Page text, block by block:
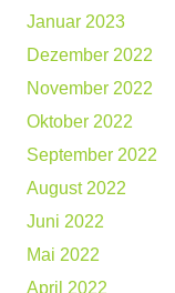
Januar 2023
Dezember 2022
November 2022
Oktober 2022
September 2022
August 2022
Juni 2022
Mai 2022
April 2022